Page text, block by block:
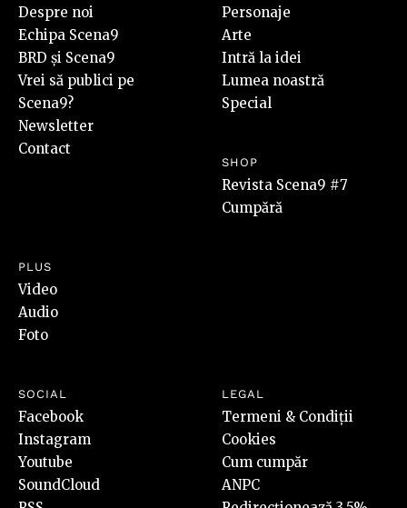
Despre noi
Echipa Scena9
BRD și Scena9
Vrei să publici pe
Scena9?
Newsletter
Contact
Personaje
Arte
Intră la idei
Lumea noastră
Special
SHOP
Revista Scena9 #7
Cumpără
PLUS
Video
Audio
Foto
SOCIAL
Facebook
Instagram
Youtube
SoundCloud
LEGAL
Termeni & Condiții
Cookies
Cum cumpăr
ANPC